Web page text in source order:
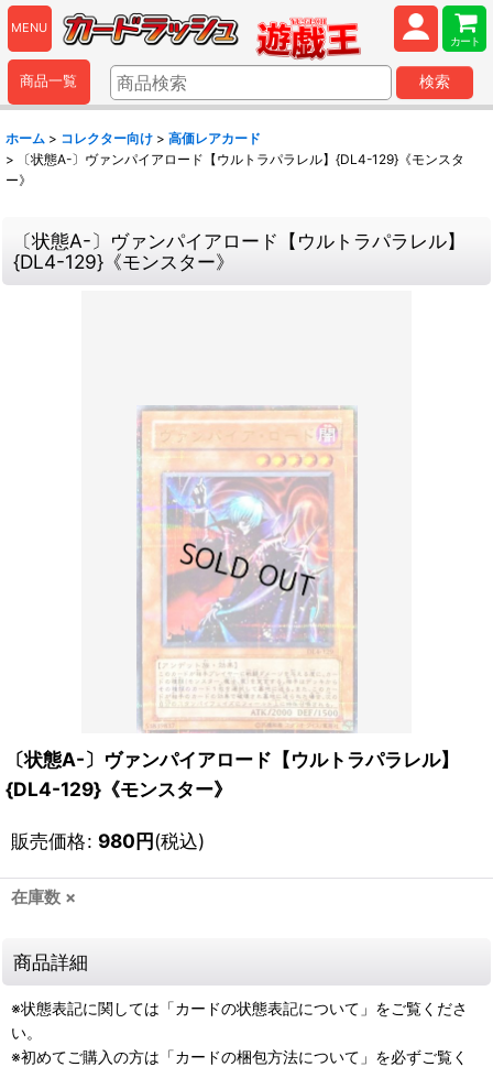
MENU
カート
商品一覧 検索
ホーム > コレクター向け > 高価レアカード
>
〔状態A-〕ヴァンパイアロード【ウルトラパラレル】{DL4-129}《モンスタ
ー》
〔状態A-〕ヴァンパイアロード【ウルトラパラレル】
{DL4-129}《モンスター》
〔状態A-〕ヴァンパイアロード【ウルトラパラレル】
{DL4-129}《モンスター》
販売価格: 980円(税込)
在庫数 ×
商品詳細
※状態表記に関しては「カードの状態表記について」をご覧くださ
い。
※初めてご購入の方は「カードの梱包方法について」を必ずご覧く